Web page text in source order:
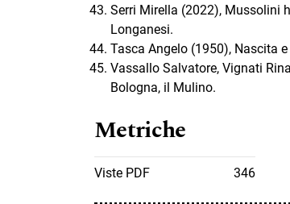
Serri Mirella (2022), Mussolini
Longanesi.
Tasca Angelo (1950), Nascita
Vassallo Salvatore, Vignati
Bologna, il Mulino.
Metriche
Viste PDF 346